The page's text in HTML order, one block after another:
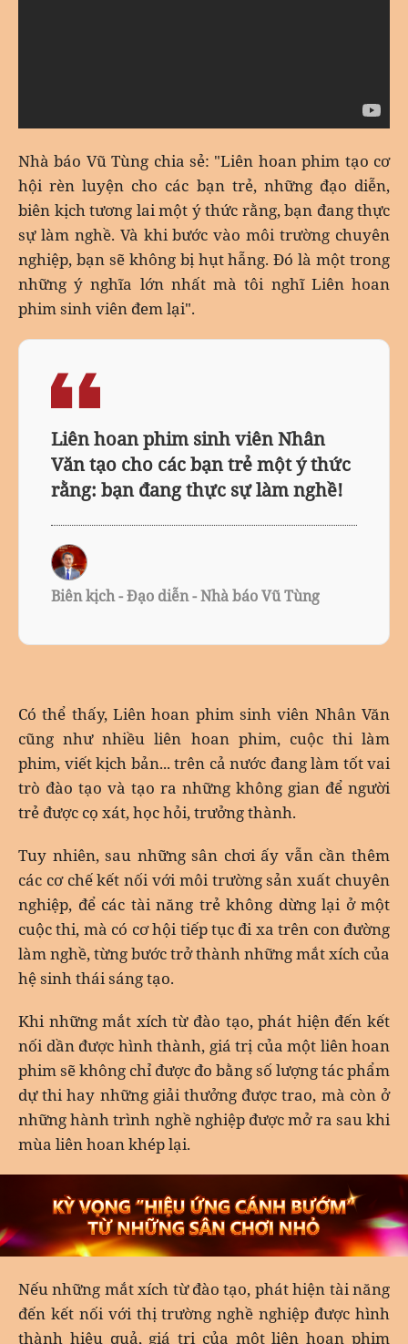
Nhà báo Vũ Tùng chia sẻ: "Liên hoan phim tạo cơ
hội rèn luyện cho các bạn trẻ, những đạo diễn,
biên kịch tương lai một ý thức rằng, bạn đang thực
sự làm nghề. Và khi bước vào môi trường chuyên
nghiệp, bạn sẽ không bị hụt hẫng. Đó là một trong
những ý nghĩa lớn nhất mà tôi nghĩ Liên hoan
phim sinh viên đem lại".
Liên hoan phim sinh viên Nhân
Văn tạo cho các bạn trẻ một ý thức
rằng: bạn đang thực sự làm nghề!
Biên kịch - Đạo diễn - Nhà báo Vũ Tùng
Có thể thấy, Liên hoan phim sinh viên Nhân Văn
cũng như nhiều liên hoan phim, cuộc thi làm
phim, viết kịch bản... trên cả nước đang làm tốt vai
trò đào tạo và tạo ra những không gian để người
trẻ được cọ xát, học hỏi, trưởng thành.
Tuy nhiên, sau những sân chơi ấy vẫn cần thêm
các cơ chế kết nối với môi trường sản xuất chuyên
nghiệp, để các tài năng trẻ không dừng lại ở một
cuộc thi, mà có cơ hội tiếp tục đi xa trên con đường
làm nghề, từng bước trở thành những mắt xích của
hệ sinh thái sáng tạo.
Khi những mắt xích từ đào tạo, phát hiện đến kết
nối dần được hình thành, giá trị của một liên hoan
phim sẽ không chỉ được đo bằng số lượng tác phẩm
dự thi hay những giải thưởng được trao, mà còn ở
những hành trình nghề nghiệp được mở ra sau khi
mùa liên hoan khép lại.
Nếu những mắt xích từ đào tạo, phát hiện tài năng
đến kết nối với thị trường nghề nghiệp được hình
thành hiệu quả, giá trị của một liên hoan phim